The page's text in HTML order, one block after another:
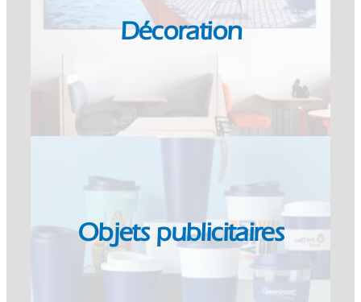
Décoration
Objets publicitaires